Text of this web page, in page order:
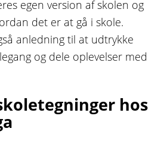
egen version af skolen og
det er at gå i skole.
anledning til at udtrykke
og dele oplevelser med
hos